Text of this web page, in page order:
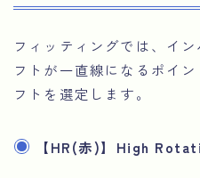
フィッティングでは、イ
フトが一直線になるポイ
フトを選定します。
【HR(赤)】High